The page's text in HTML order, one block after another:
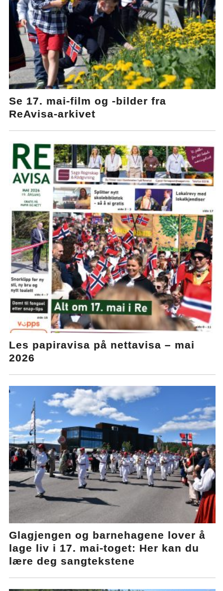
Se 17. mai-film og -bilder fra
ReAvisa-arkivet
Les papiravisa på nettavisa – mai
2026
Glagjengen og barnehagene lover å
lage liv i 17. mai-toget: Her kan du
lære deg sangtekstene